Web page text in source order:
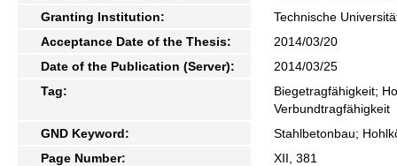
Granting Institution:
Technische
Acceptance Date of the Thesis:
2014/03/20
Date of the Publication (Server):
2014/03/25
Tag:
Biegetragfähigkeit;
Verbundtragfähigkeit
GND Keyword:
Stahlbetonbau;
Page Number:
XII, 381